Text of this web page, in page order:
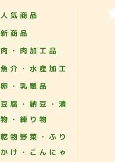
人気商品
新商品
肉・肉加工品
魚介・水産加工
卵・乳製品
豆腐・納豆・漬
物・練り物
乾物野菜・ふり
かけ・こんにゃ